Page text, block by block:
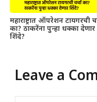
महाराष्ट्रात ऑपरेशन टायगरची
का? ठाकरेंना पुन्हा धक्का देणार
शिंदे?
Leave a